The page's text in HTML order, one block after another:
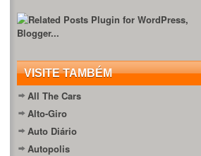
VISITE TAMBÉM
All The Cars
Alto-Giro
Auto Diário
Autopolis